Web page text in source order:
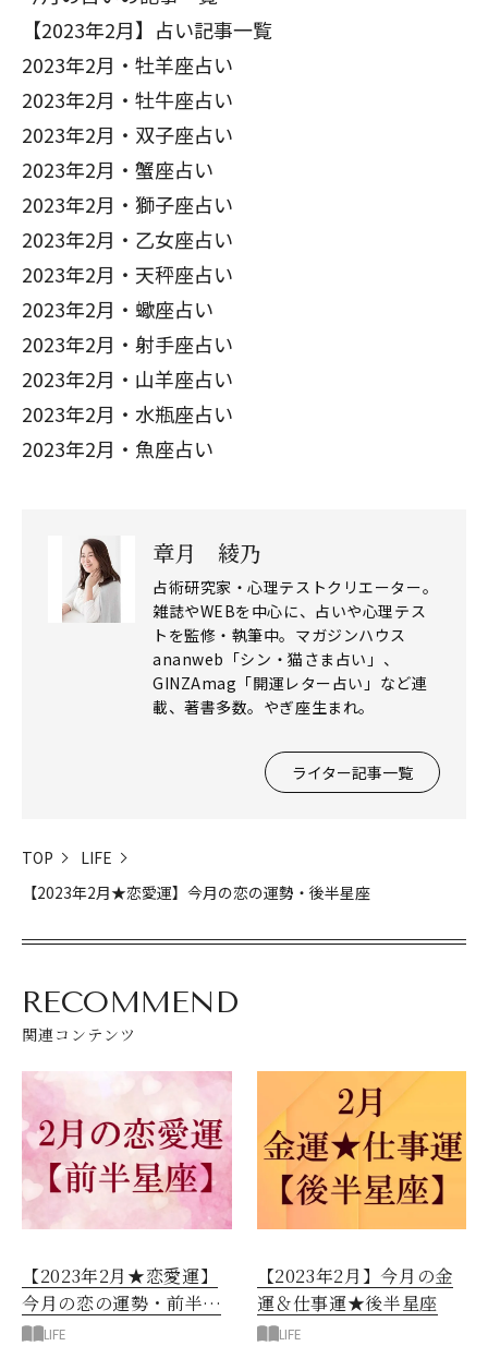
【2023年2月】占い記事一覧
2023年2月・牡羊座占い
2023年2月・牡牛座占い
2023年2月・双子座占い
2023年2月・蟹座占い
2023年2月・獅子座占い
2023年2月・乙女座占い
2023年2月・天秤座占い
2023年2月・蠍座占い
2023年2月・射手座占い
2023年2月・山羊座占い
2023年2月・水瓶座占い
2023年2月・魚座占い
章月 綾乃
占術研究家・心理テストクリエーター。
雑誌やWEBを中心に、占いや心理テス
トを監修・執筆中。マガジンハウス
ananweb「シン・猫さま占い」、
GINZAmag「開運レター占い」など連
載、著書多数。やぎ座生まれ。
ライター記事一覧
TOP
LIFE
【2023年2月★恋愛運】今月の恋の運勢・後半星座
RECOMMEND
関連コンテンツ
【2023年2月★恋愛運】
今月の恋の運勢・前半星
座 LIFE
【2023年2月】今月の金
運＆仕事運★後半星座
LIFE